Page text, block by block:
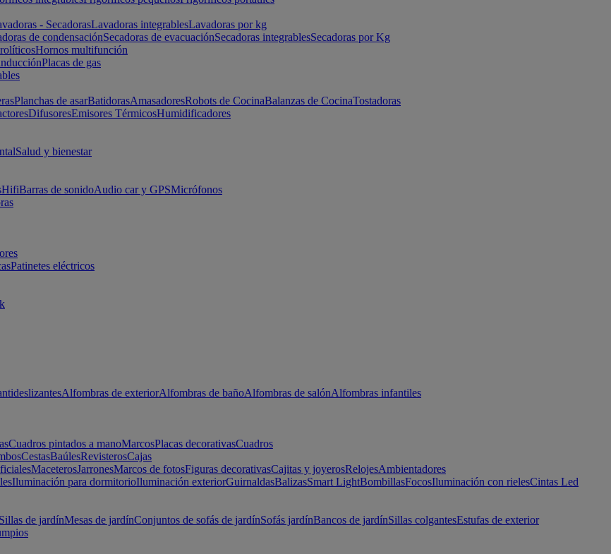
- SecadorasLavadoras integrablesLavadoras por kg
de condensaciónSecadoras de evacuaciónSecadoras integrablesSecadoras por Kg
Hornos multifunción
Placas de gas
Planchas de asarBatidorasAmasadoresRobots de CocinaBalanzas de CocinaTostadoras
DifusoresEmisores TérmicosHumidificadores
Salud y bienestar
HifiBarras de sonidoAudio car y GPSMicrófonos
Patinetes eléctricos
Alfombras de exteriorAlfombras de bañoAlfombras de salónAlfombras infantiles
Cuadros pintados a manoMarcosPlacas decorativasCuadros
CestasBaúlesRevisterosCajas
MaceterosJarronesMarcos de fotosFiguras decorativasCajitas y joyerosRelojesAmbientadores
Iluminación para dormitorioIluminación exteriorGuirnaldasBalizasSmart LightBombillasFocosIluminación con rielesCintas Led
Sillas de jardínMesas de jardínConjuntos de sofás de jardínSofás jardínBancos de jardínSillas colgantesEstufas de exterior